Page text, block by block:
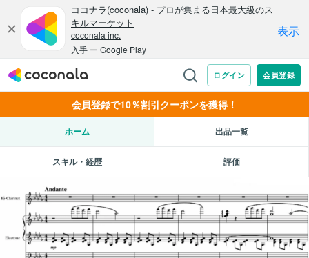
会員登録で10％割引クーポンを獲得！
ホーム 出品一覧
スキル・経歴 評価